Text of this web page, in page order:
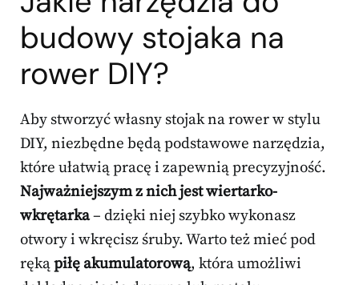
budowy stojaka na
rower DIY?
Aby stworzyć własny stojak na rower w stylu
DIY, niezbędne będą podstawowe narzędzia,
które ułatwią pracę i zapewnią precyzyjność.
Najważniejszym z nich jest wiertarko-
wkrętarka– dzięki niej szybko wykonasz
otwory i wkręcisz śruby. Warto też mieć pod
rękąpiłę akumulatorową, która umożliwi